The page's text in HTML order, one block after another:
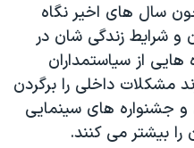
سال های اخیر نگاه
و شرایط زندگی شان در
از سیاستمداران
مشکلات داخلی را برگردن
و جشنواره های سینمایی
را بیشتر می کنند.